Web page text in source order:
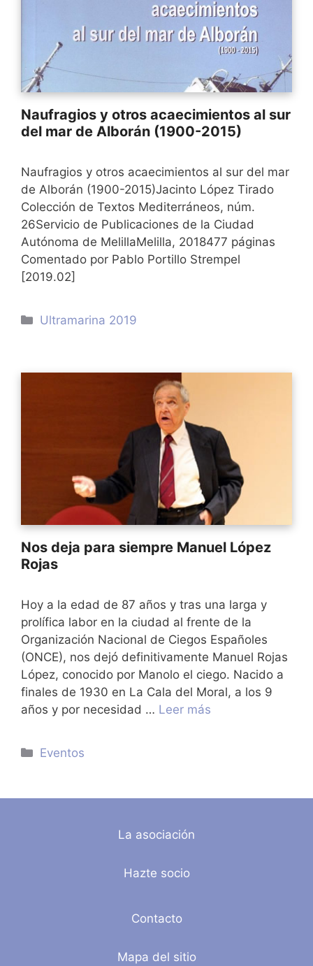
Naufragios y otros acaecimientos al sur
del mar de Alborán (1900-2015)
Naufragios y otros acaecimientos al sur del mar
de Alborán (1900-2015)Jacinto López Tirado
Colección de Textos Mediterráneos, núm.
26Servicio de Publicaciones de la Ciudad
Autónoma de MelillaMelilla, 2018477 páginas
Comentado por Pablo Portillo Strempel
[2019.02]
Categorías
Ultramarina 2019
Nos deja para siempre Manuel López
Rojas
Hoy a la edad de 87 años y tras una larga y
prolífica labor en la ciudad al frente de la
Organización Nacional de Ciegos Españoles
(ONCE), nos dejó definitivamente Manuel Rojas
López, conocido por Manolo el ciego. Nacido a
finales de 1930 en La Cala del Moral, a los 9
años y por necesidad … Leer más
Categorías
Eventos
La asociación
Hazte socio
Contacto
Mapa del sitio